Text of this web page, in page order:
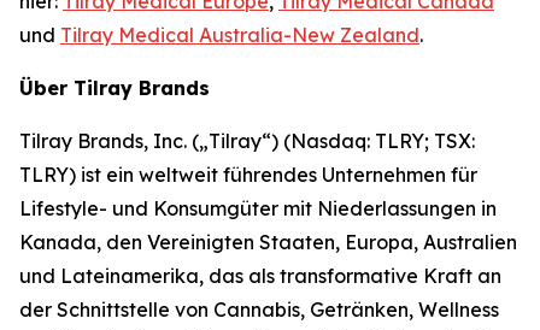
und Tilray Medical Australia-New Zealand.
Über Tilray Brands
Tilray Brands, Inc. („Tilray“) (Nasdaq: TLRY; TSX:
TLRY) ist ein weltweit führendes Unternehmen für
Lifestyle- und Konsumgüter mit Niederlassungen in
Kanada, den Vereinigten Staaten, Europa, Australien
und Lateinamerika, das als transformative Kraft an
der Schnittstelle von Cannabis, Getränken, Wellness